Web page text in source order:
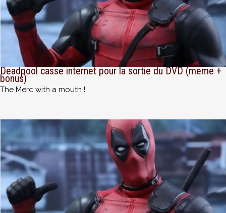
Deadpool casse internet pour la sortie du DVD (meme +
bonus)
The Merc with a mouth !